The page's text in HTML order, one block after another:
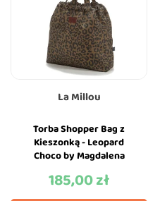
La Millou
Torba Shopper Bag z
Kieszonką - Leopard
Choco by Magdalena
Cena
185,00 zł